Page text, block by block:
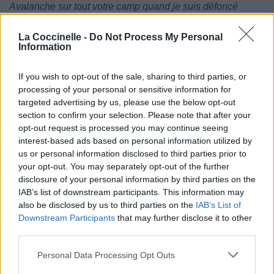
La Coccinelle - Do Not Process My Personal
Information
If you wish to opt-out of the sale, sharing to third parties, or
processing of your personal or sensitive information for
targeted advertising by us, please use the below opt-out
section to confirm your selection. Please note that after your
opt-out request is processed you may continue seeing
interest-based ads based on personal information utilized by
us or personal information disclosed to third parties prior to
your opt-out. You may separately opt-out of the further
disclosure of your personal information by third parties on the
IAB’s list of downstream participants. This information may
also be disclosed by us to third parties on the IAB’s List of
Downstream Participants that may further disclose it to other
Personal Data Processing Opt Outs
Avalanche sur tout votre camp quand je suis défoncé
Docteur Funk, qui? Spock, connard, ne mélange pas tout
I got connects like Federal Express
To get the fresh package of bless, tha dogs can't fetch
Pour obtenir le nouveau paquet de bénédiction, que les
chiens ne peuvent pas aller chercher
Got the clear spot from the rear block
J'ai une vue dégagée depuis le bloc de derrière
To bust 'til every nigga here drop, men, I fear not
Pour choper jusqu'à ce que chaque mec tombe, les gars, je
ne crains rien
Hold ya nose and blow out 'til ya ears pop
Pincez-vous le nez et soufflez jusqu'à ce que vos oreilles
se débouchent
Since your crew suit you to shift
Etant donné que votre bande s'adapte à vous pour se
Now, you claim that your gears locked